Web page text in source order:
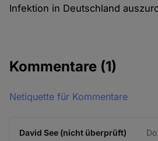
Infektion in Deutschland
Kommentare (1)
Netiquette für Kommentare
David See (nicht überprüft)